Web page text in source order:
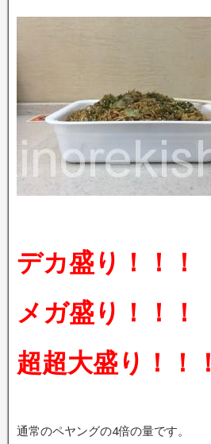
デカ盛り！！！
メガ盛り！！！
超超大盛り！！！
通常のペヤングの4倍の量です。